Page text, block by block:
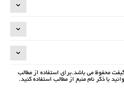
محفوظ می باشد.برای استفاده از مطالب
با ذکر نام منبع از مطالب استفاده کنید.